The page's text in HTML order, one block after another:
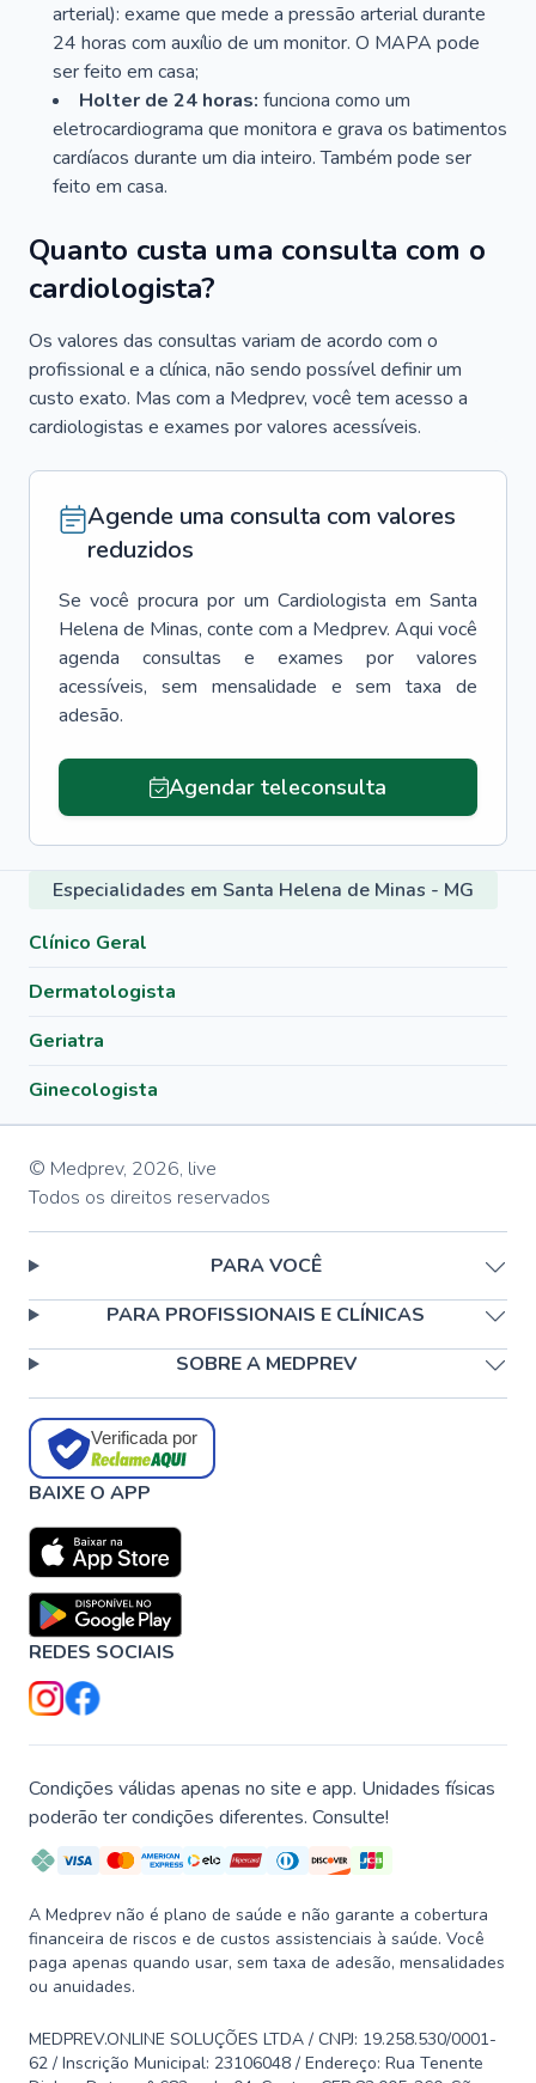
arterial): exame que mede a pressão arterial durante
24 horas com auxílio de um monitor. O MAPA pode
ser feito em casa;
Holter de 24 horas: funciona como um
eletrocardiograma que monitora e grava os batimentos
cardíacos durante um dia inteiro. Também pode ser
feito em casa.
Quanto custa uma consulta com o
cardiologista?
Os valores das consultas variam de acordo com o
profissional e a clínica, não sendo possível definir um
custo exato. Mas com a Medprev, você tem acesso a
cardiologistas e exames por valores acessíveis.
Agende uma consulta com valores
reduzidos
Se você procura por um Cardiologista em Santa
Helena de Minas, conte com a Medprev. Aqui você
agenda consultas e exames por valores
acessíveis, sem mensalidade e sem taxa de
adesão.
Agendar teleconsulta
Especialidades em Santa Helena de Minas - MG
Clínico Geral
Dermatologista
Geriatra
Ginecologista
© Medprev, 2026, live
Todos os direitos reservados
PARA VOCÊ
PARA PROFISSIONAIS E CLÍNICAS
SOBRE A MEDPREV
Verificada por
BAIXE O APP
REDES SOCIAIS
Condições válidas apenas no site e app. Unidades físicas
poderão ter condições diferentes. Consulte!
A Medprev não é plano de saúde e não garante a cobertura
financeira de riscos e de custos assistenciais à saúde. Você
paga apenas quando usar, sem taxa de adesão, mensalidades
ou anuidades.
MEDPREV.ONLINE SOLUÇÕES LTDA / CNPJ: 19.258.530/0001-
62 / Inscrição Municipal: 23106048 / Endereço: Rua Tenente